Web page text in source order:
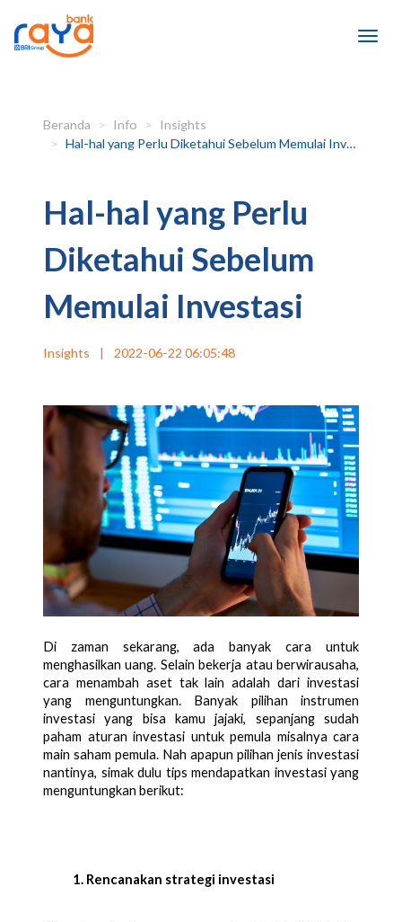
Beranda Info
Insights
Hal-hal yang Perlu Diketahui Sebelum Memulai Investasi
Hal-hal yang Perlu
Diketahui Sebelum
Memulai Investasi
Insights | 2022-06-22 06:05:48
Di zaman sekarang, ada banyak cara untuk
menghasilkan uang. Selain bekerja atau berwirausaha,
cara menambah aset tak lain adalah dari investasi
yang menguntungkan. Banyak pilihan instrumen
investasi yang bisa kamu jajaki, sepanjang sudah
paham aturan investasi untuk pemula misalnya cara
main saham pemula. Nah apapun pilihan jenis investasi
nantinya, simak dulu tips mendapatkan investasi yang
menguntungkan berikut:
Rencanakan strategi investasi